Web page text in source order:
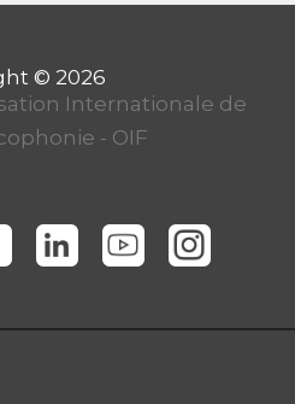
Internationale de
- OIF